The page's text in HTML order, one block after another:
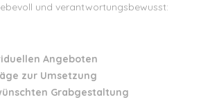
und verantwortungsbewusst:
Angeboten
zur Umsetzung
Grabgestaltung